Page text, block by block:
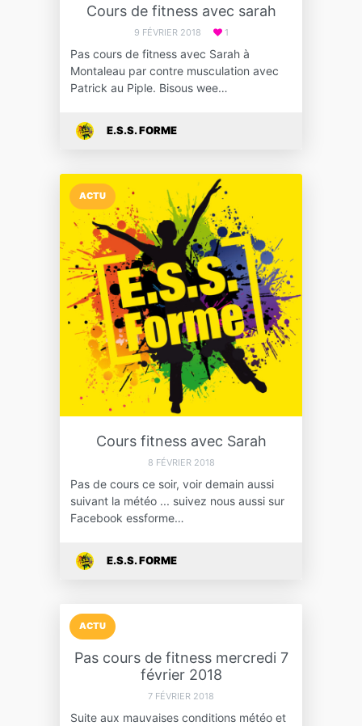
Cours de fitness avec sarah
9 FÉVRIER 2018 1
Pas cours de fitness avec Sarah à
Montaleau par contre musculation avec
Patrick au Piple. Bisous wee…
E.S.S. FORME
ACTU
Cours fitness avec Sarah
8 FÉVRIER 2018
Pas de cours ce soir, voir demain aussi
suivant la météo ... suivez nous aussi sur
Facebook essforme…
E.S.S. FORME
ACTU
Pas cours de fitness mercredi 7
février 2018
7 FÉVRIER 2018
Suite aux mauvaises conditions météo et